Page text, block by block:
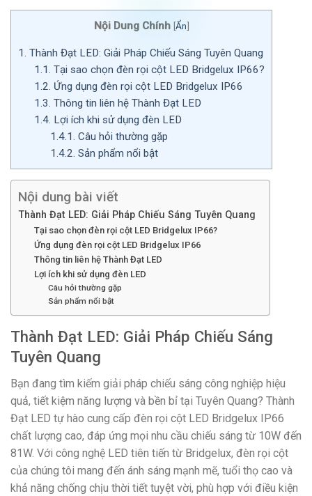
Nội Dung Chính [Ẩn]
1. Thành Đạt LED: Giải Pháp Chiếu Sáng Tuyên Quang
1.1. Tại sao chọn đèn rọi cột LED Bridgelux IP66?
1.2. Ứng dụng đèn rọi cột LED Bridgelux IP66
1.3. Thông tin liên hệ Thành Đạt LED
1.4. Lợi ích khi sử dụng đèn LED
1.4.1. Câu hỏi thường gặp
1.4.2. Sản phẩm nổi bật
Nội dung bài viết
Thành Đạt LED: Giải Pháp Chiếu Sáng Tuyên Quang
Tại sao chọn đèn rọi cột LED Bridgelux IP66?
Ứng dụng đèn rọi cột LED Bridgelux IP66
Thông tin liên hệ Thành Đạt LED
Lợi ích khi sử dụng đèn LED
Câu hỏi thường gặp
Sản phẩm nổi bật
Thành Đạt LED: Giải Pháp Chiếu Sáng
Tuyên Quang
Bạn đang tìm kiếm giải pháp chiếu sáng công nghiệp hiệu
quả, tiết kiệm năng lượng và bền bỉ tại Tuyên Quang? Thành
Đạt LED tự hào cung cấp đèn rọi cột LED Bridgelux IP66
chất lượng cao, đáp ứng mọi nhu cầu chiếu sáng từ 10W đến
81W. Với công nghệ LED tiên tiến từ Bridgelux, đèn rọi cột
của chúng tôi mang đến ánh sáng mạnh mẽ, tuổi thọ cao và
khả năng chống chịu thời tiết tuyệt vời, phù hợp với điều kiện